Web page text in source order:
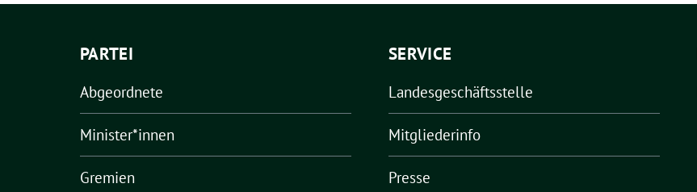
PARTEI
Abgeordnete
Minister*innen
Gremien
SERVICE
Landesgeschäftsstelle
Mitgliederinfo
Presse